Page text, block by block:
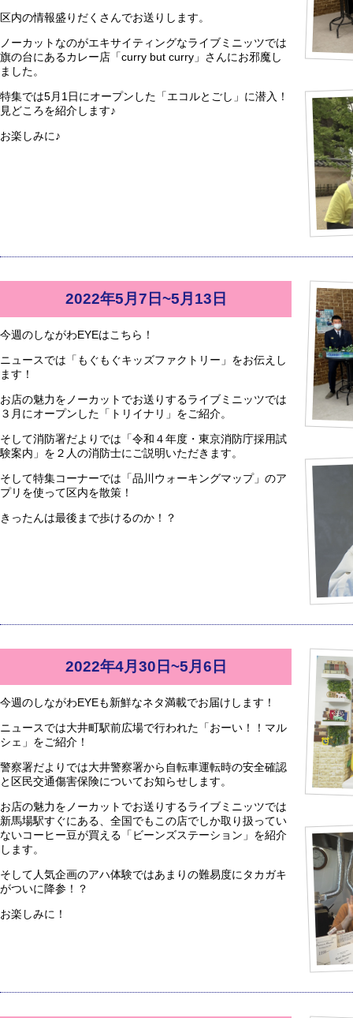
区内の情報盛りだくさんでお送りします。
ノーカットなのがエキサイティングなライブミニッツでは
旗の台にあるカレー店「curry but curry」さんにお邪魔し
ました。
特集では5月1日にオープンした「エコルとごし」に潜入！
見どころを紹介します♪
お楽しみに♪
2022年5月7日~5月13日
今週のしながわEYEはこちら！
ニュースでは「もぐもぐキッズファクトリー」をお伝えし
ます！
お店の魅力をノーカットでお送りするライブミニッツでは
３月にオープンした「トリイナリ」をご紹介。
そして消防署だよりでは「令和４年度・東京消防庁採用試
験案内」を２人の消防士にご説明いただきます。
そして特集コーナーでは「品川ウォーキングマップ」のア
プリを使って区内を散策！
きったんは最後まで歩けるのか！？
2022年4月30日~5月6日
今週のしながわEYEも新鮮なネタ満載でお届けします！
ニュースでは大井町駅前広場で行われた「おーい！！マル
シェ」をご紹介！
警察署だよりでは大井警察署から自転車運転時の安全確認
と区民交通傷害保険についてお知らせします。
お店の魅力をノーカットでお送りするライブミニッツでは
新馬場駅すぐにある、全国でもこの店でしか取り扱ってい
ないコーヒー豆が買える「ビーンズステーション」を紹介
します。
そして人気企画のアハ体験ではあまりの難易度にタカガキ
がついに降参！？
お楽しみに！